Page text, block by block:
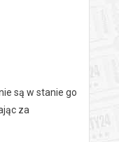
są w stanie go
za